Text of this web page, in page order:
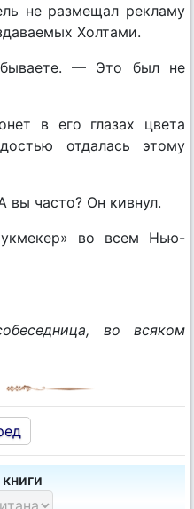
не размещал рекламу
Холтами.
— Это был не
в его глазах цвета
отдалась этому
вы часто? Он кивнул.
во всем Нью-
во всяком